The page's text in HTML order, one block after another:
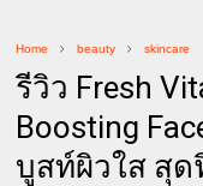
Home beauty skincare
รีวิว Fresh
Boosting
บูสท์ผิวใส สุ